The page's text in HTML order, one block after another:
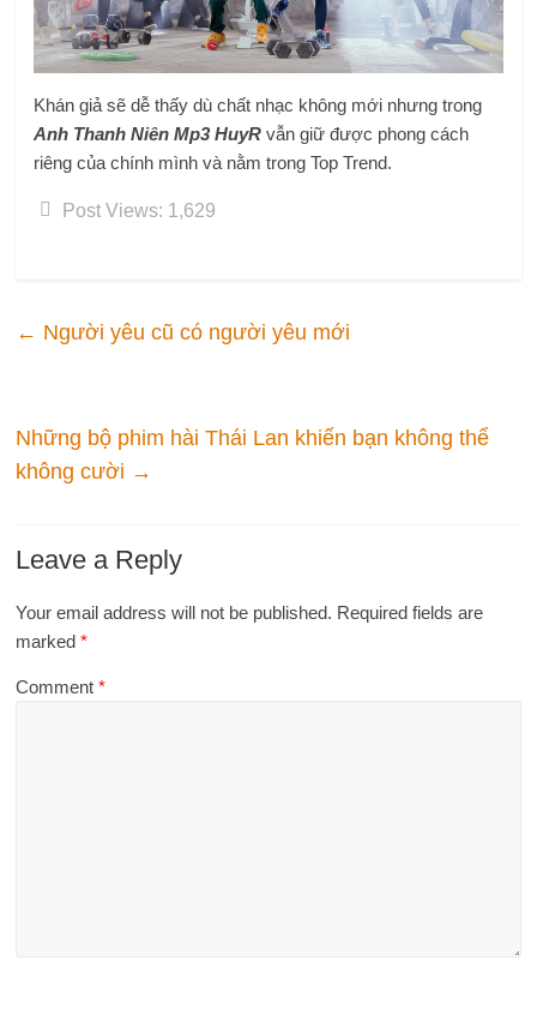
Khán giả sẽ dễ thấy dù chất nhạc không mới nhưng trong
Anh Thanh Niên Mp3 HuyR vẫn giữ được phong cách
riêng của chính mình và nằm trong Top Trend.
Post Views: 1,629
← Người yêu cũ có người yêu mới
Những bộ phim hài Thái Lan khiến bạn không thể
không cười →
Leave a Reply
Your email address will not be published. Required fields are
marked*
Comment*